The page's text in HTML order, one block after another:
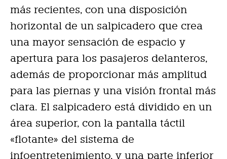
más recientes, con una disposición
horizontal de un salpicadero que crea
una mayor sensación de espacio y
apertura para los pasajeros delanteros,
además de proporcionar más amplitud
para las piernas y una visión frontal más
clara. El salpicadero está dividido en un
área superior, con la pantalla táctil
«flotante» del sistema de
infoentretenimiento, y una parte inferior